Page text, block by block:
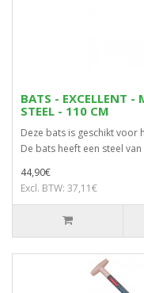
BATS - EXCELLENT -
STEEL - 110 CM
Deze bats is geschikt voor
De bats heeft een steel van
44,90€
Excl. BTW: 37,11€